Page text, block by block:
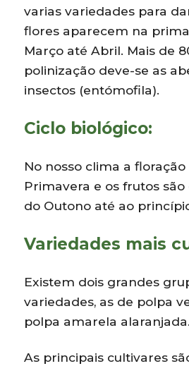
varias variedades para
flores aparecem na
Março até Abril. Mais de
polinização deve-se as
insectos (entómofila).
Ciclo biológico:
No nosso clima a
Primavera e os frutos
do Outono até ao
Variedades mais
Existem dois grandes
variedades, as de polpa
polpa amarela alaranjada.
As principais cultivares